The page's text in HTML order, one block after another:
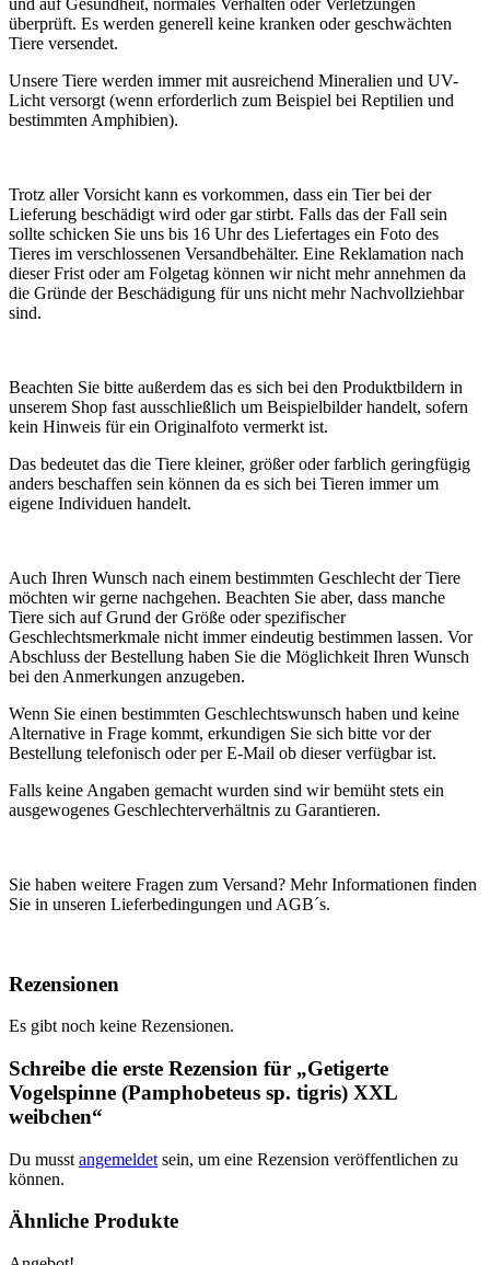
überprüft. Es werden generell keine kranken oder geschwächten
Tiere versendet.
Unsere Tiere werden immer mit ausreichend Mineralien und UV-
Licht versorgt (wenn erforderlich zum Beispiel bei Reptilien und
bestimmten Amphibien).
Trotz aller Vorsicht kann es vorkommen, dass ein Tier bei der
Lieferung beschädigt wird oder gar stirbt. Falls das der Fall sein
sollte schicken Sie uns bis 16 Uhr des Liefertages ein Foto des
Tieres im verschlossenen Versandbehälter. Eine Reklamation nach
dieser Frist oder am Folgetag können wir nicht mehr annehmen da
die Gründe der Beschädigung für uns nicht mehr Nachvollziehbar
sind.
Beachten Sie bitte außerdem das es sich bei den Produktbildern in
unserem Shop fast ausschließlich um Beispielbilder handelt, sofern
kein Hinweis für ein Originalfoto vermerkt ist.
Das bedeutet das die Tiere kleiner, größer oder farblich geringfügig
anders beschaffen sein können da es sich bei Tieren immer um
eigene Individuen handelt.
Auch Ihren Wunsch nach einem bestimmten Geschlecht der Tiere
möchten wir gerne nachgehen. Beachten Sie aber, dass manche
Tiere sich auf Grund der Größe oder spezifischer
Geschlechtsmerkmale nicht immer eindeutig bestimmen lassen. Vor
Abschluss der Bestellung haben Sie die Möglichkeit Ihren Wunsch
bei den Anmerkungen anzugeben.
Wenn Sie einen bestimmten Geschlechtswunsch haben und keine
Alternative in Frage kommt, erkundigen Sie sich bitte vor der
Bestellung telefonisch oder per E-Mail ob dieser verfügbar ist.
Falls keine Angaben gemacht wurden sind wir bemüht stets ein
ausgewogenes Geschlechterverhältnis zu Garantieren.
Sie haben weitere Fragen zum Versand? Mehr Informationen finden
Sie in unseren Lieferbedingungen und AGB´s.
Rezensionen
Es gibt noch keine Rezensionen.
Schreibe die erste Rezension für „Getigerte
Vogelspinne (Pamphobeteus sp. tigris) XXL
weibchen“
Du musst angemeldet sein, um eine Rezension veröffentlichen zu
können.
Ähnliche Produkte